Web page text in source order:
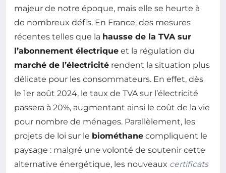
majeur de notre époque, mais elle se heurte à
de nombreux défis. En France, des mesures
récentes telles que la hausse de la TVA sur
l’abonnement électrique et la régulation du
marché de l’électricité rendent la situation plus
délicate pour les consommateurs. En effet, dès
le 1er août 2024, le taux de TVA sur l’électricité
passera à 20%, augmentant ainsi le coût de la vie
pour nombre de ménages. Parallèlement, les
projets de loi sur le biométhane compliquent le
paysage : malgré une volonté de soutenir cette
alternative énergétique, les nouveaux certificats